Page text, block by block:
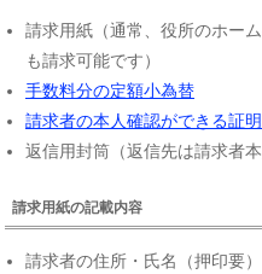
請求用紙（通常、役所のホー
も請求可能です）
手数料分の定額小為替
請求者の本人確認ができる証
返信用封筒（返信先は請求者
請求用紙の記載内容
請求者の住所・氏名（押印要